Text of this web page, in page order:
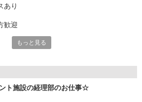
あり
歓迎
介予定派遣
もっと見る
ト施設の経理部のお仕事☆